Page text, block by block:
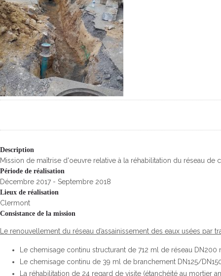
Description
Mission de maîtrise d'oeuvre relative à la réhabilitation du réseau
Période de réalisation
Décembre 2017 - Septembre 2018
Lieux de réalisation
Clermont
Consistance de la mission
Le renouvellement du réseau d’assainissement des eaux usées par
Le chemisage continu structurant de 712 ml de réseau DN200
Le chemisage continu de 39 ml de branchement DN125/
La réhabilitation de 24 regard de visite (étanchéité au mortier